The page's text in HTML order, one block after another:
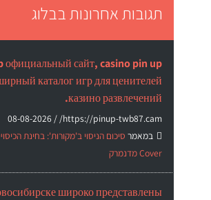
תגובות אחרונות בבלוג
официальный сайт, casino pin up
каталог игр для ценителей
казино развлечений.
https://pinup-twb87.cam/ /
08-08-2026
במאמר
Cover מדנמרק
широко представлены